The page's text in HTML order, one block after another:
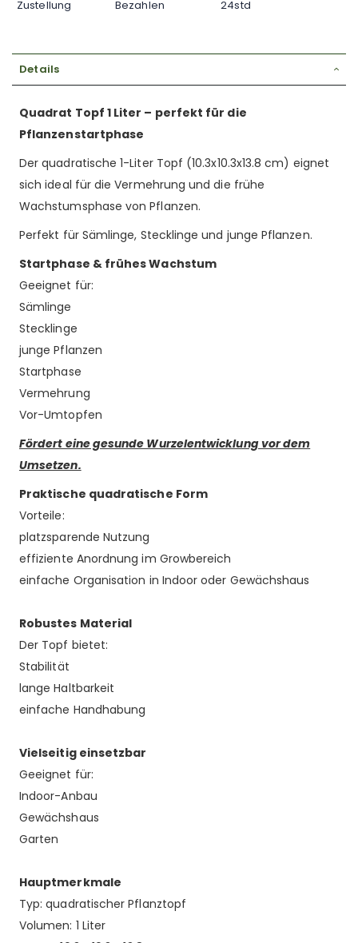
Zustellung
Bezahlen
24std
Details
Quadrat Topf 1 Liter – perfekt für die
Pflanzenstartphase
Der quadratische 1-Liter Topf (10.3x10.3x13.8 cm) eignet
sich ideal für die Vermehrung und die frühe
Wachstumsphase von Pflanzen.
Perfekt für Sämlinge, Stecklinge und junge Pflanzen.
Startphase & frühes Wachstum
Geeignet für:
Sämlinge
Stecklinge
junge Pflanzen
Startphase
Vermehrung
Vor-Umtopfen
Fördert eine gesunde Wurzelentwicklung vor dem
Umsetzen.
Praktische quadratische Form
Vorteile:
platzsparende Nutzung
effiziente Anordnung im Growbereich
einfache Organisation in Indoor oder Gewächshaus
Robustes Material
Der Topf bietet:
Stabilität
lange Haltbarkeit
einfache Handhabung
Vielseitig einsetzbar
Geeignet für:
Indoor-Anbau
Gewächshaus
Garten
Hauptmerkmale
Typ: quadratischer Pflanztopf
Volumen: 1 Liter